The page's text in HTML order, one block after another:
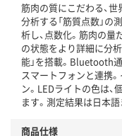
筋肉の質にこだわる、世
分析する「筋質点数」
析し、点数化。筋肉の
の状態をより詳細に分
能」を搭載。Bluetooth
スマートフォンと連携
ン。LEDライトの色は
ます。測定結果は日本
商品仕様